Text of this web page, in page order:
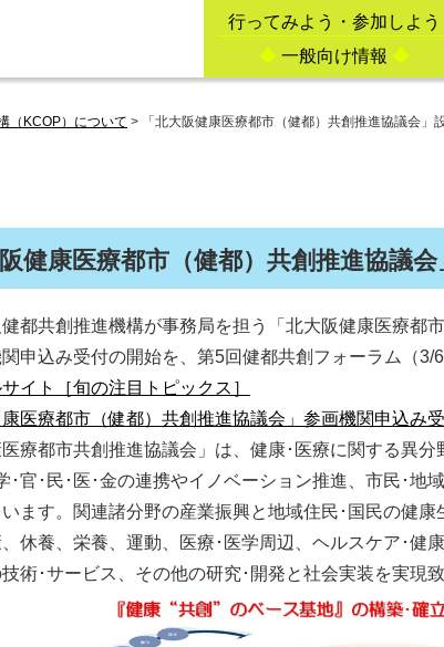
行ってみよう・参加しよう
◆ 一般向け情報 ◆
（KCOP）について > 「北大阪健康医療都市（健都）共創推進協議会」
阪健康医療都市（健都）共創推進協議
都共創推進機構が事務局を担う「北大阪健康医療都
申込み受付の開始を、第5回健都共創フォーラム（3/
イト［旬の注目トピックス］
康医療都市（健都）共創推進協議会」参画機関申込み受
医療都市共創推進協議会」は、健康･医療に関する異
･官･民･医･金の連携やイノベーション推進、市民･地
ます。関連諸分野の産業振興と地域住民･国民の健
休養、栄養、運動、医療･医学周辺、ヘルスケア･健
術･サービス、その他の研究･開発と社会実装を実現致